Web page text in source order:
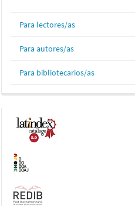
Para lectores/as
Para autores/as
Para bibliotecarios/as
Indexaciones